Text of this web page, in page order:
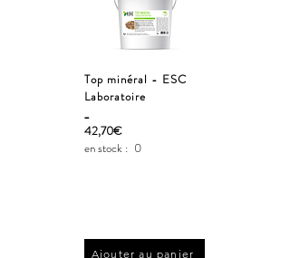
Top minéral - ESC
Laboratoire
_
42,70€
en stock : 0
Ajouter au panier